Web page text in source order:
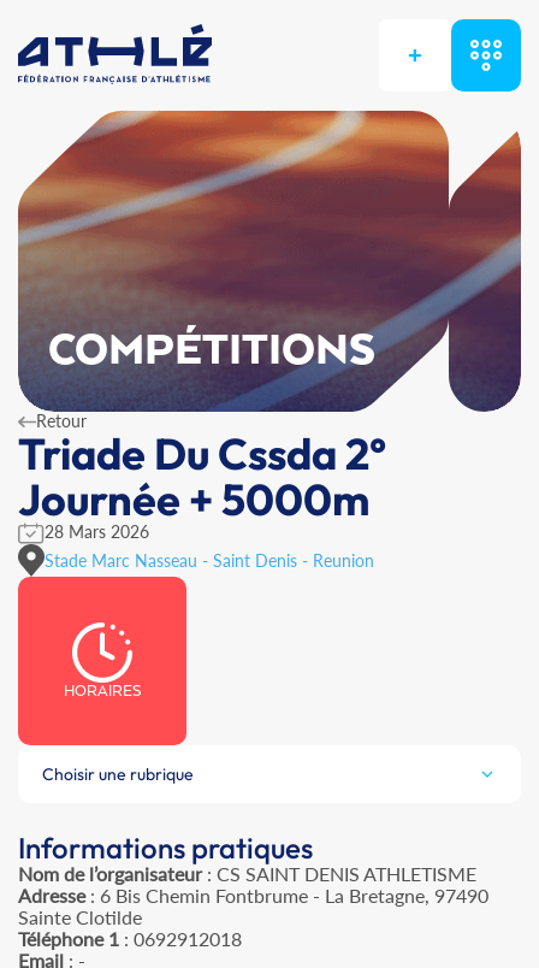
+
COMPÉTITIONS
Retour
Triade Du Cssda 2°
Journée + 5000m
28 Mars 2026
Stade Marc Nasseau - Saint Denis - Reunion
HORAIRES
Choisir une rubrique
Informations pratiques
Nom de l’organisateur: CS SAINT DENIS ATHLETISME
Adresse: 6 Bis Chemin Fontbrume - La Bretagne, 97490
Sainte Clotilde
Téléphone 1 : 0692912018
Email : -